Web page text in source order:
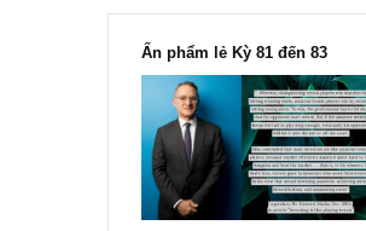
Ấn phẩm lẻ Kỳ 81 đến 83